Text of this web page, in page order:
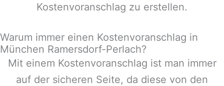
Kostenvoranschlag zu erstellen.
Warum immer einen Kostenvoranschlag in
München Ramersdorf-Perlach?
Mit einem Kostenvoranschlag ist man immer
auf der sicheren Seite, da diese von den